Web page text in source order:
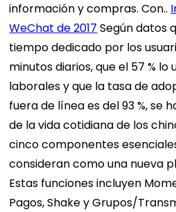
información y compras. Con..
WeChat de 2017 Según datos
tiempo dedicado por los
minutos diarios, que el 57 %
laborales y que la tasa de
fuera de línea es del 93 %, se
de la vida cotidiana de los
cinco componentes
consideran como una nueva
Estas funciones incluyen
Pagos, Shake y Grupos/